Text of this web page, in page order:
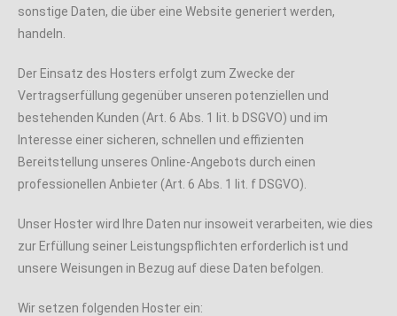
sonstige Daten, die über eine Website generiert werden,
handeln.
Der Einsatz des Hosters erfolgt zum Zwecke der
Vertragserfüllung gegenüber unseren potenziellen und
bestehenden Kunden (Art. 6 Abs. 1 lit. b DSGVO) und im
Interesse einer sicheren, schnellen und effizienten
Bereitstellung unseres Online-Angebots durch einen
professionellen Anbieter (Art. 6 Abs. 1 lit. f DSGVO).
Unser Hoster wird Ihre Daten nur insoweit verarbeiten, wie dies
zur Erfüllung seiner Leistungspflichten erforderlich ist und
unsere Weisungen in Bezug auf diese Daten befolgen.
Wir setzen folgenden Hoster ein: